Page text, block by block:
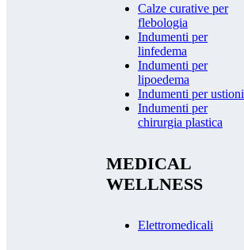
Calze curative per
flebologia
Indumenti per
linfedema
Indumenti per
lipoedema
Indumenti per ustioni
Indumenti per
chirurgia plastica
MEDICAL
WELLNESS
Elettromedicali